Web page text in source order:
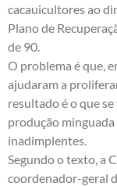
cacauicultores ao
Plano de
de 90.
O problema é que,
ajudaram a
resultado é o que
produção
inadimplentes.
Segundo o texto, a
coordenador-geral